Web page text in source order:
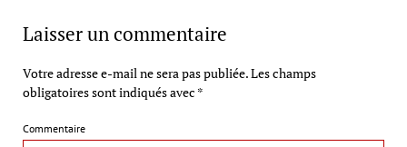
Laisser un commentaire
Votre adresse e-mail ne sera pas publiée.Les champs
obligatoires sont indiqués avec *
Commentaire